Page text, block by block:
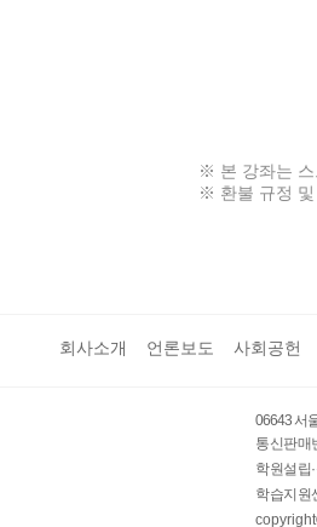
※ 본 강좌는 스
※ 환불 규정
회사소개 언론보도 사회공헌
06643 서
통신판매
학원설립
학습지원